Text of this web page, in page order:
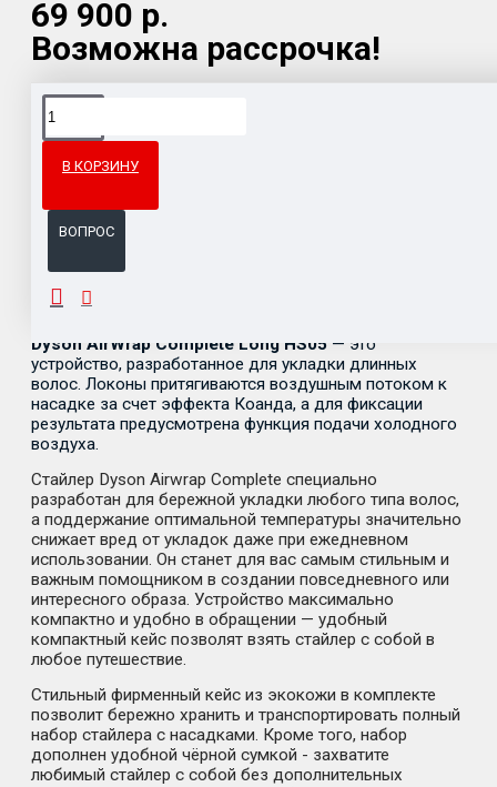
69 900 р.
Возможна рассрочка!
В КОРЗИНУ
ВОПРОС
Доставка товара по всему Таможенному союзу.
ОПИСАНИЕ
Dyson AirWrap Complete Long HS05 — это
устройство, разработанное для укладки длинных
волос. Локоны притягиваются воздушным потоком к
насадке за счет эффекта Коанда, а для фиксации
результата предусмотрена функция подачи холодного
воздуха.
Стайлер Dyson Airwrap Complete специально
разработан для бережной укладки любого типа волос,
а поддержание оптимальной температуры значительно
снижает вред от укладок даже при ежедневном
использовании. Он станет для вас самым стильным и
важным помощником в создании повседневного или
интересного образа. Устройство максимально
компактно и удобно в обращении — удобный
компактный кейс позволят взять стайлер с собой в
любое путешествие.
Стильный фирменный кейс из экокожи в комплекте
позволит бережно хранить и транспортировать полный
набор стайлера с насадками. Кроме того, набор
дополнен удобной чёрной сумкой - захватите
любимый стайлер с собой без дополнительных